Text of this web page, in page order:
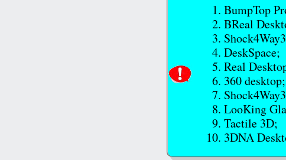
BumpTop
BReal
DeskSpace;
Real
360 desktop;
LooKing
Tactile 3D;
3DNA